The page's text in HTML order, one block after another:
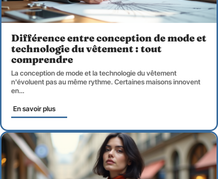
Différence entre conception de mode et
technologie du vêtement : tout
comprendre
La conception de mode et la technologie du vêtement
n'évoluent pas au même rythme. Certaines maisons innovent
en…
En savoir plus